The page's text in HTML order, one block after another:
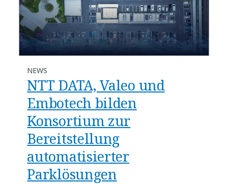
NEWS
NTT DATA, Valeo und
Embotech bilden
Konsortium zur
Bereitstellung
automatisierter
Parklösungen